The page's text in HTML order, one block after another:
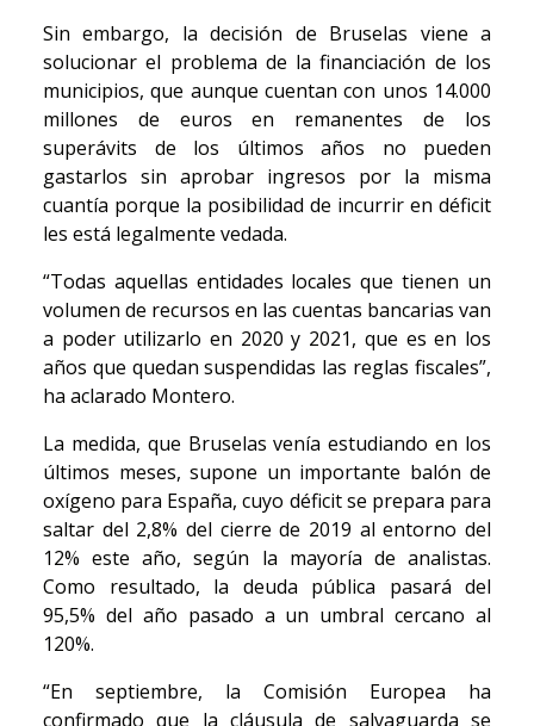
Sin embargo, la decisión de Bruselas viene a
solucionar el problema de la financiación de los
municipios, que aunque cuentan con unos 14.000
millones de euros en remanentes de los
superávits de los últimos años no pueden
gastarlos sin aprobar ingresos por la misma
cuantía porque la posibilidad de incurrir en déficit
les está legalmente vedada.
“Todas aquellas entidades locales que tienen un
volumen de recursos en las cuentas bancarias van
a poder utilizarlo en 2020 y 2021, que es en los
años que quedan suspendidas las reglas fiscales”,
ha aclarado Montero.
La medida, que Bruselas venía estudiando en los
últimos meses, supone un importante balón de
oxígeno para España, cuyo déficit se prepara para
saltar del 2,8% del cierre de 2019 al entorno del
12% este año, según la mayoría de analistas.
Como resultado, la deuda pública pasará del
95,5% del año pasado a un umbral cercano al
120%.
“En septiembre, la Comisión Europea ha
confirmado que la cláusula de salvaguarda se